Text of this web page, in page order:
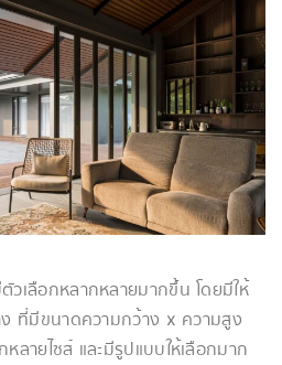
วเลือกหลากหลายมากขึ้น โดยมีให้
ง ที่มีขนาดความกว้าง x ความสูง
ลายไซส์ และมีรูปแบบให้เลือกมาก